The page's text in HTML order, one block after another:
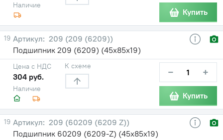
Наличие
Купить
19
209 (209 (6209))
Подшипник 209 (6209) (45х85х19)
Наличие
Цена с НДС
304 руб.
К схеме − +
Купить
19
209 (60209 (6209 Z))
Подшипник 60209 (6209-Z) (45х85х19)